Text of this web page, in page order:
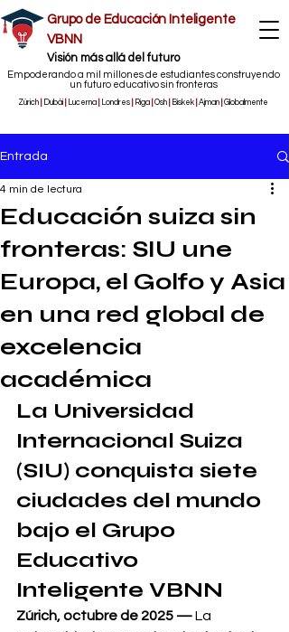
Grupo de Educación Inteligente
VBNN
​Visión más allá del futuro
Empoderando a mil millones de estudiantes construyendo
un futuro educativo sin fronteras
Zúrich Dubái Lucerna Londres Riga Osh Biskek Ajman Globalmente
Entrada
Educación suiza sin
fronteras: SIU une
Europa, el Golfo y Asia
en una red global de
excelencia
académica
4 min de lectura
La Universidad
Internacional Suiza
(SIU) conquista siete
ciudades del mundo
bajo el Grupo
Educativo
Inteligente VBNN
Zúrich, octubre de 2025 — La